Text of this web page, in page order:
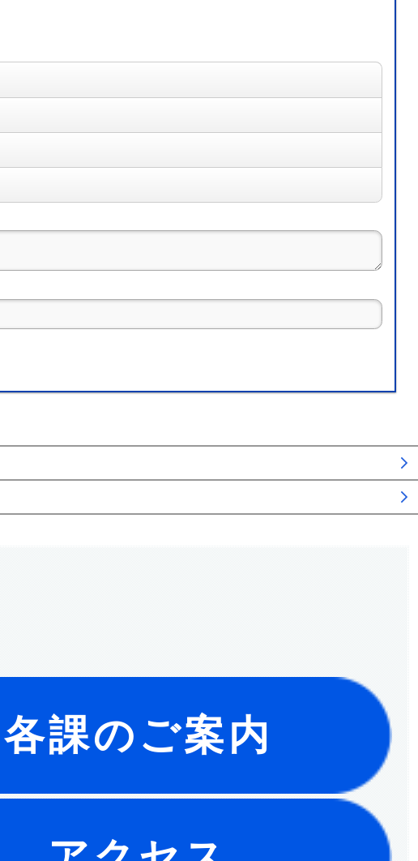
各課のご案内